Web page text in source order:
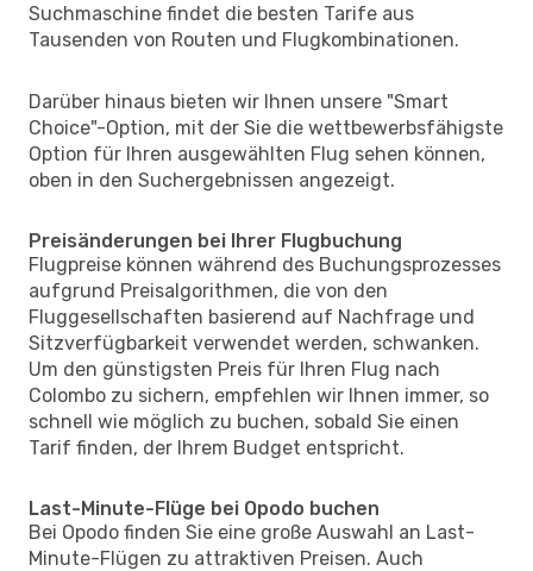
Suchmaschine findet die besten Tarife aus
Tausenden von Routen und Flugkombinationen.
Darüber hinaus bieten wir Ihnen unsere "Smart
Choice"-Option, mit der Sie die wettbewerbsfähigste
Option für Ihren ausgewählten Flug sehen können,
oben in den Suchergebnissen angezeigt.
Preisänderungen bei Ihrer Flugbuchung
Flugpreise können während des Buchungsprozesses
aufgrund Preisalgorithmen, die von den
Fluggesellschaften basierend auf Nachfrage und
Sitzverfügbarkeit verwendet werden, schwanken.
Um den günstigsten Preis für Ihren Flug nach
Colombo zu sichern, empfehlen wir Ihnen immer, so
schnell wie möglich zu buchen, sobald Sie einen
Tarif finden, der Ihrem Budget entspricht.
Last-Minute-Flüge bei Opodo buchen
Bei Opodo finden Sie eine große Auswahl an Last-
Minute-Flügen zu attraktiven Preisen. Auch